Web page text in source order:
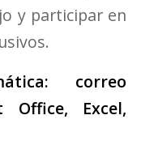
y participar en
correo
Office, Excel,